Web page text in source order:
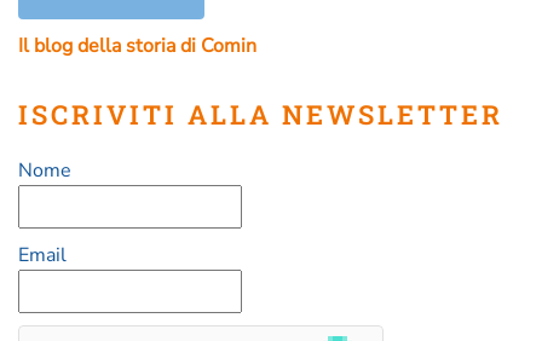
Il blog della storia di Comin
ISCRIVITI ALLA NEWSLETTER
Nome
Email